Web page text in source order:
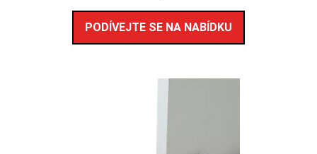
PODÍVEJTE SE NA NABÍDKU